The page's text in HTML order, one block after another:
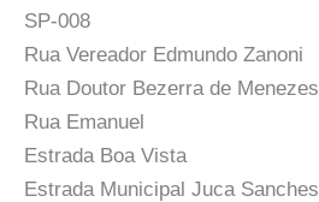
SP-008
Rua Vereador Edmundo Zanoni
Rua Doutor Bezerra de Menezes
Rua Emanuel
Estrada Boa Vista
Estrada Municipal Juca Sanches